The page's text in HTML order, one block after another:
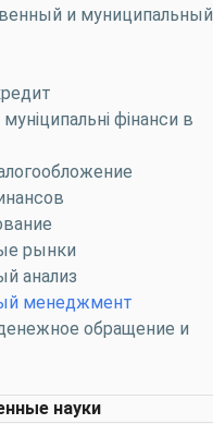
и муниципальный
фінанси в
рынки
анализ
менеджмент
обращение и
науки